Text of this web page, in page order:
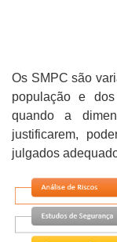
Os SMPC são
população e
quando a
justificarem,
julgados